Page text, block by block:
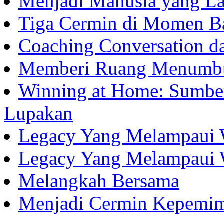
Tiga Cermin di Momen
Coaching Conversation
Memberi Ruang
Winning at Home:
Lupakan
Legacy Yang Melampaui
Legacy Yang Melampaui
Melangkah Bersama
Menjadi Cermin